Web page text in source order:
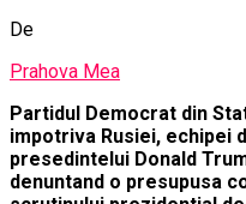
De
Prahova Mea
Partidul Democrat din
impotriva Rusiei, echipei
presedintelui Donald
denuntand o presupusa